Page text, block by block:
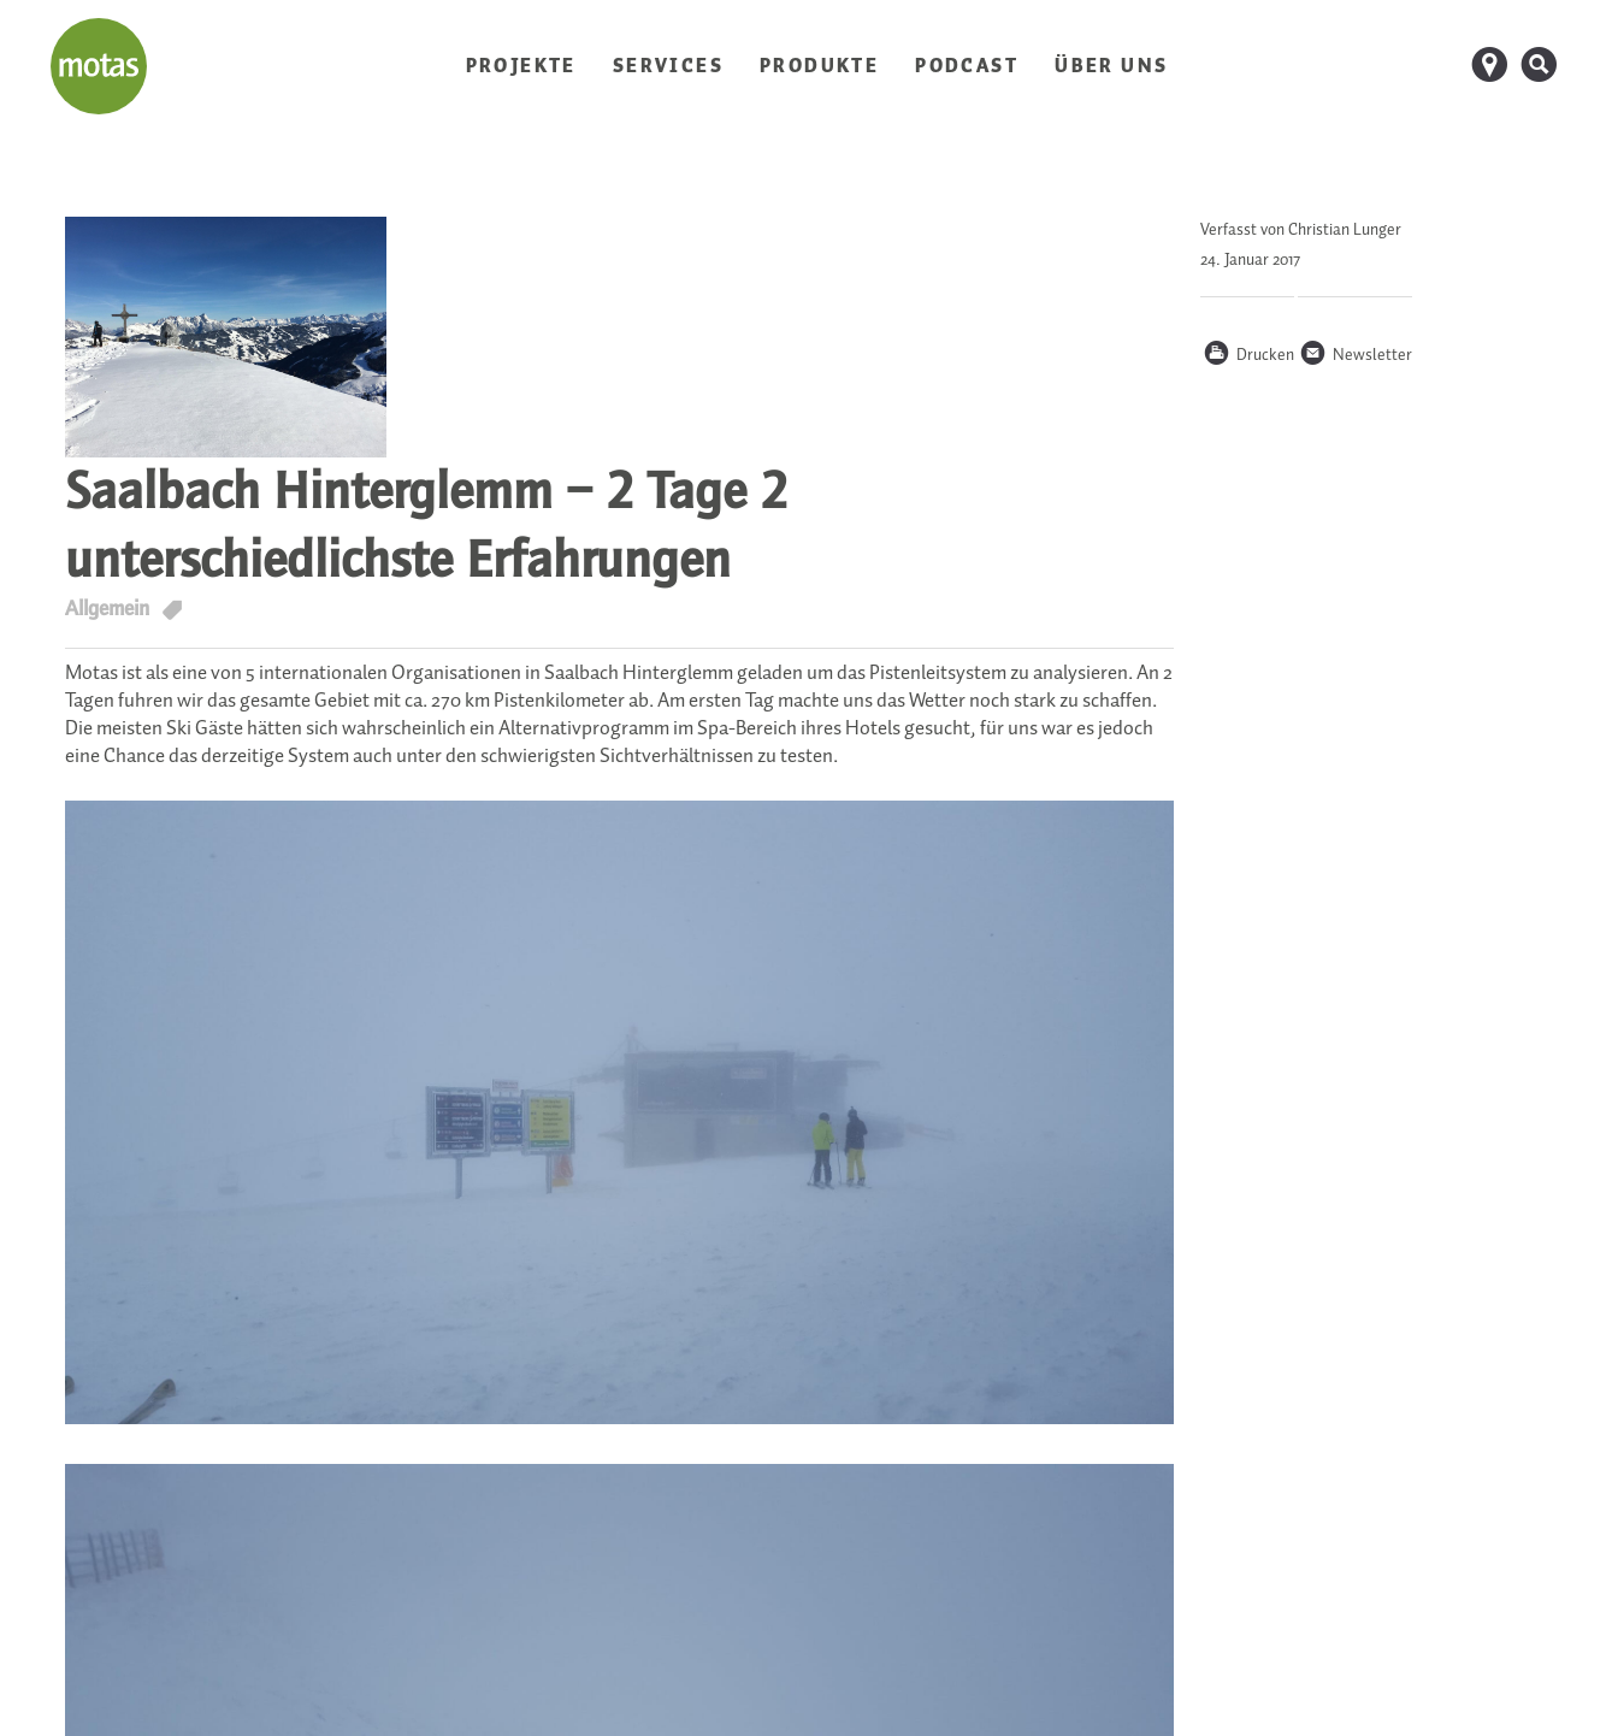
PROJEKTE SERVICES PRODUKTE PODCAST ÜBER UNS d s
Saalbach Hinterglemm – 2 Tage 2
unterschiedlichste Erfahrungen
Allgemein T
Motas ist als eine von 5 internationalen Organisationen in Saalbach Hinterglemm geladen um das Pistenleitsystem zu analysieren. An 2
Tagen fuhren wir das gesamte Gebiet mit ca. 270 km Pistenkilometer ab. Am ersten Tag machte uns das Wetter noch stark zu schaffen.
Die meisten Ski Gäste hätten sich wahrscheinlich ein Alternativprogramm im Spa-Bereich ihres Hotels gesucht, für uns war es jedoch
eine Chance das derzeitige System auch unter den schwierigsten Sichtverhältnissen zu testen.
Verfasst von Christian Lunger
24. Januar2017
P Drucken n Newsletter